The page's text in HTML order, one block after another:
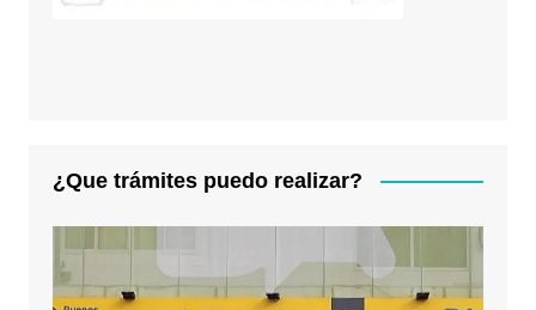
¿Que trámites puedo realizar?